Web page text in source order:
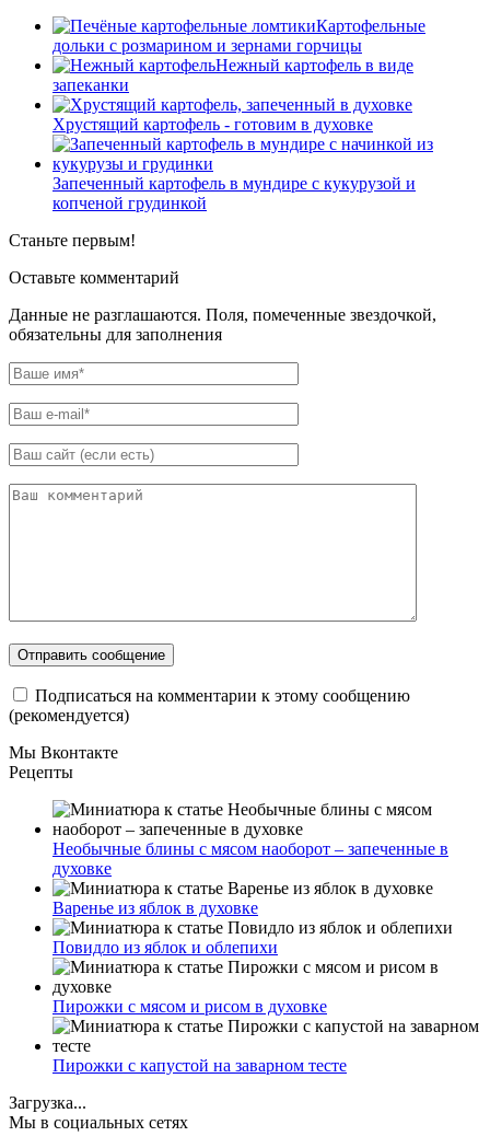
Картофельные
дольки с розмарином и зернами горчицы
Нежный картофель в виде
запеканки
Хрустящий картофель - готовим в духовке
Запеченный картофель в мундире с кукурузой и
копченой грудинкой
Станьте первым!
Оставьте комментарий
Данные не разглашаются. Поля, помеченные звездочкой,
обязательны для заполнения
Подписаться на комментарии к этому сообщению
(рекомендуется)
Мы Вконтакте
Рецепты
Необычные блины с мясом наоборот – запеченные в
духовке
Варенье из яблок в духовке
Повидло из яблок и облепихи
Пирожки с мясом и рисом в духовке
Пирожки с капустой на заварном тесте
Загрузка...
Мы в социальных сетях